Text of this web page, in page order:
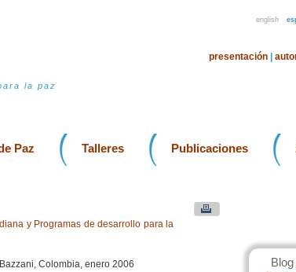
english
la paz
presentación
Paz Talleres Publicaciones
y Programas de desarrollo para la
Colombia, enero 2006